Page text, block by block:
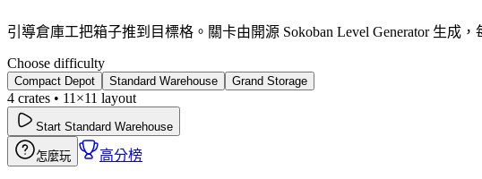
引導倉庫工把箱子推到目標格。關卡由開源 Sokoban Level Generator 生成
Choose difficulty
Compact Depot Standard Warehouse Grand Storage
4 crates • 11 ×11 layout
Start Standard Warehouse
怎麼玩 高分榜